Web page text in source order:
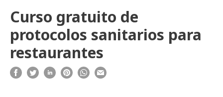
Curso gratuito de
protocolos sanitarios para
restaurantes